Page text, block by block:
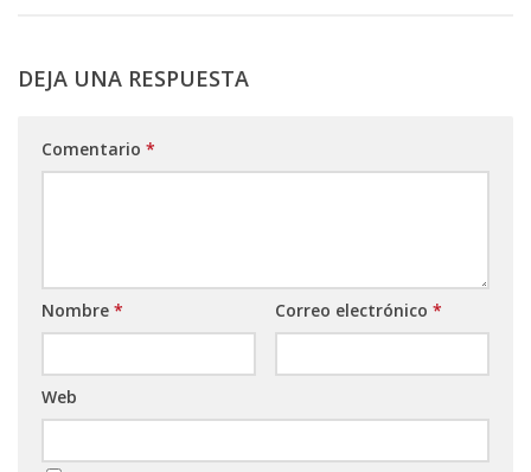
DEJA UNA RESPUESTA
Comentario *
Nombre * Correo electrónico *
Web